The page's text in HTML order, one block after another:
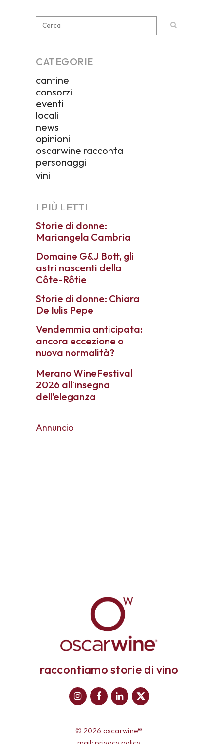
CATEGORIE
cantine
consorzi
eventi
locali
news
opinioni
oscarwine racconta
personaggi
vini
I PIÙ LETTI
Storie di donne:
Mariangela Cambria
Domaine G&J Bott, gli
astri nascenti della
Côte-Rôtie
Storie di donne: Chiara
De Iulis Pepe
Vendemmia anticipata:
ancora eccezione o
nuova normalità?
Merano WineFestival
2026 all’insegna
dell’eleganza
Annuncio
raccontiamo storie di vino
© 2026 oscarwine®